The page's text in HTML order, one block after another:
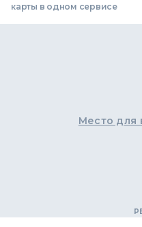
карты в одном сервисе
Место для